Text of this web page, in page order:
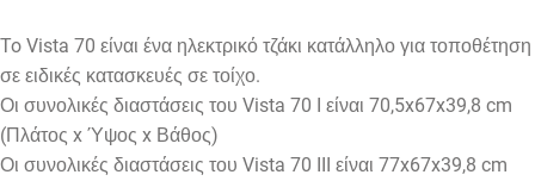
To Vista 70 είναι ένα ηλεκτρικό τζάκι κατάλληλο για τοποθέτηση
σε ειδικές κατασκευές σε τοίχο.
Οι συνολικές διαστάσεις του Vista 70 I είναι 70,5x67x39,8 cm
(Πλάτος x Ύψος x Βάθος)
Οι συνολικές διαστάσεις του Vista 70 III είναι 77x67x39,8 cm